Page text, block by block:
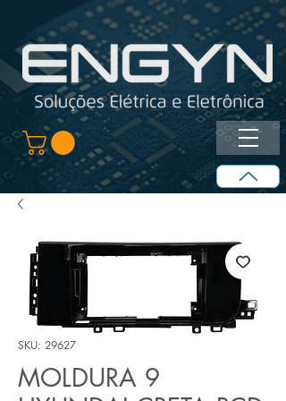
SKU: 29627
MOLDURA 9